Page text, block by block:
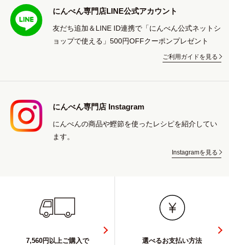
にんべん専門店LINE公式アカウント
友だち追加＆LINE ID連携で「にんべん公式ネットシ
ョップで使える」500円OFFクーポンプレゼント
ご利用ガイドを見る
にんべん専門店 Instagram
にんべんの商品や鰹節を使ったレシピを紹介してい
ます。
Instagramを見る
7,560円以上ご購入で
選べるお支払い方法